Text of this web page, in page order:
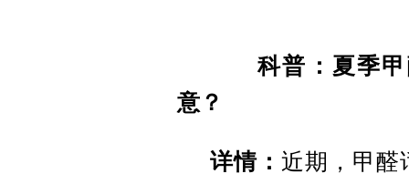
科普：夏季甲
意？
详情： 近期，甲醛